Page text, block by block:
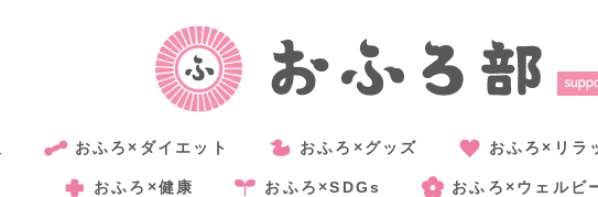
おふろ×ダイエット おふろ×グッズ おふろ×リラ
おふろ×健康 おふろ×SDGs おふろ×ウェルビ